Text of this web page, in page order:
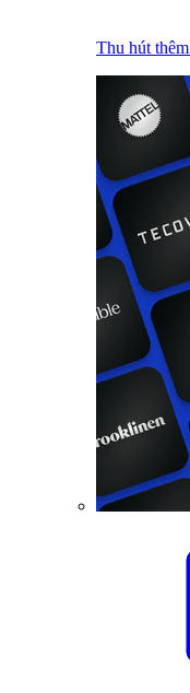
Thu hút